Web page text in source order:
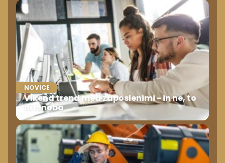
NOVICE
Vikend trend med zaposlenimi - in ne, to
ni lenoba